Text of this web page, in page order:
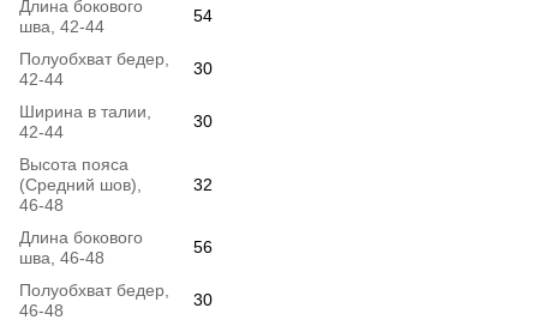
Длина бокового
шва, 42-44
54
Полуобхват бедер,
42-44
30
Ширина в талии,
42-44
30
Высота пояса
(Средний шов),
46-48
32
Длина бокового
шва, 46-48
56
Полуобхват бедер,
46-48
30